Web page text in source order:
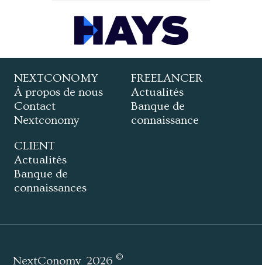
NEXTCONOMY
À propos de nous
Contact
Nextconomy
FREELANCER
Actualités
Banque de
connaissance
CLIENT
Actualités
Banque de
connaissances
NextConomy 2026©